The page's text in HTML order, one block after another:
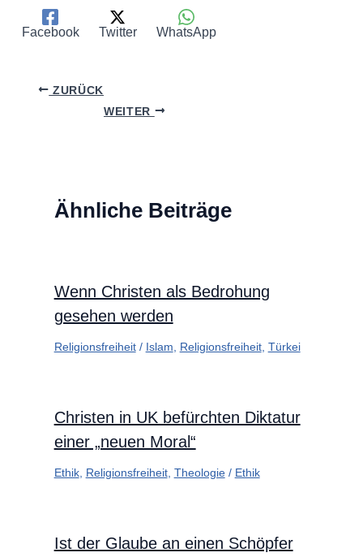
Facebook Twitter WhatsApp
ZURÜCK
WEITER
Ähnliche Beiträge
Wenn Christen als Bedrohung
gesehen werden
Religionsfreiheit/ Islam Religionsfreiheit, Türkei
Christen in UK befürchten Diktatur
einer „neuen Moral“
Ethik, Religionsfreiheit, Theologie/ Ethik
Ist der Glaube an einen Schöpfer